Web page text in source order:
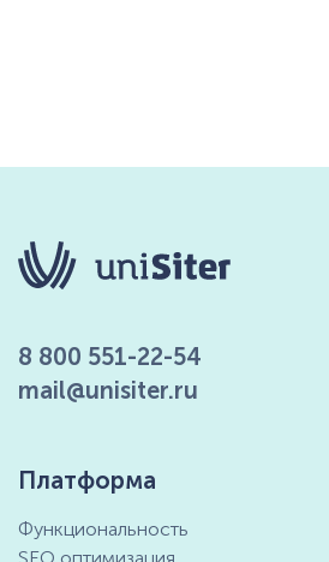
8 800 551-22-54
mail@unisiter.ru
Платформа
Функциональность